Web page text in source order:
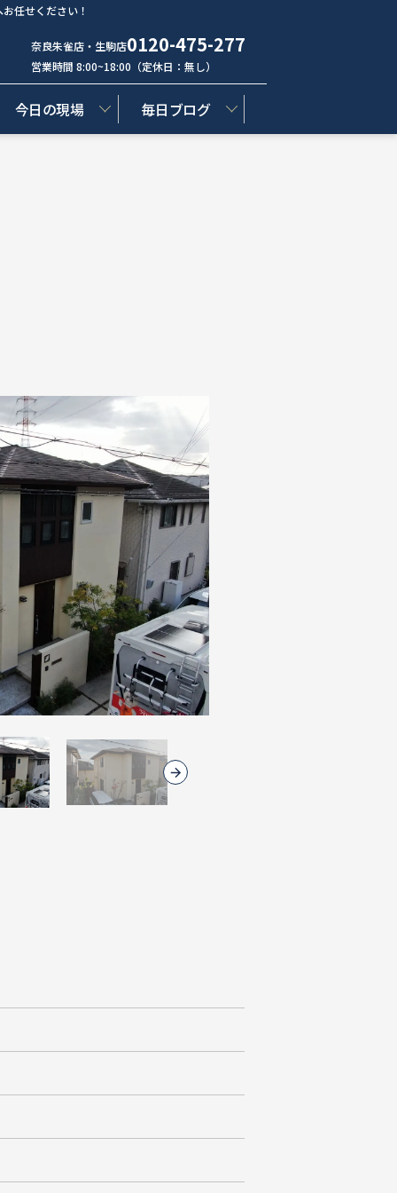
任せください！
奈良朱雀店・生駒店0120-475-277
営業時間 8:00~18:00（定休日：無し）
今日の現場 毎日ブログ